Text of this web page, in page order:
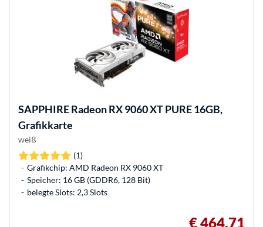
SAPPHIRERadeon RX 9060 XT PURE 16GB,
Grafikkarte
weiß
(1)
Grafikchip: AMD Radeon RX 9060 XT
Speicher: 16 GB (GDDR6, 128 Bit)
belegte Slots: 2,3 Slots
€ 464,71